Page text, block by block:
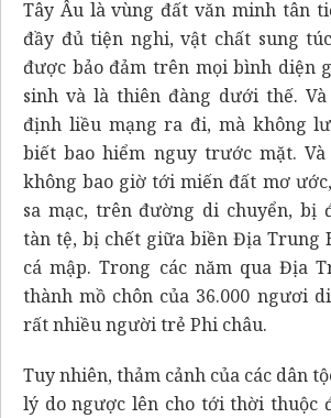
Tây Âu là vùng đất văn minh tân
đầy đủ tiện nghi, vật chất sung
được bảo đảm trên mọi bình diện
sinh và là thiên đàng dưới thế.
định liều mạng ra đi, mà không
biết bao hiểm nguy trước mặt.
không bao giờ tới miến đất mơ
sa mạc, trên đường di chuyển, bị
tàn tệ, bị chết giữa biền Địa Trung
cá mập. Trong các năm qua Địa
thành mồ chôn của 36.000 ngươi
rất nhiều người trẻ Phi châu.
Tuy nhiên, thảm cảnh của các dân
lý do ngược lên cho tới thời thuộc